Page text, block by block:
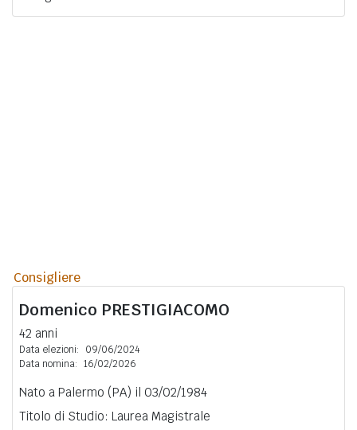
Consigliere
Domenico PRESTIGIACOMO
42 anni
Data elezioni:
09/06/2024
Data nomina: 16/02/2026
Nato a Palermo (PA) il 03/02/1984
Titolo di Studio: Laurea Magistrale